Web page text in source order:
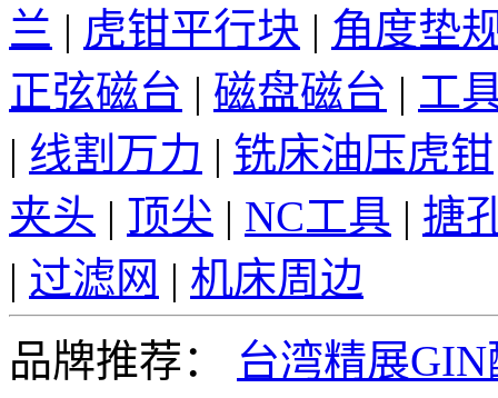
兰 | 虎钳平行块 | 角度垫
正弦磁台 | 磁盘磁台 | 工
| 线割万力 | 铣床油压虎钳
夹头 | 顶尖 | NC工具 | 搪
| 过滤网 | 机床周边
品牌推荐：
台湾精展